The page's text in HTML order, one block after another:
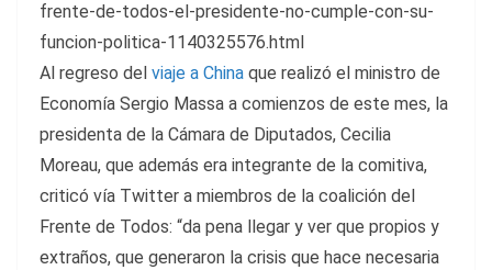
frente-de-todos-el-presidente-no-cumple-con-su-
funcion-politica-1140325576.html
Al regreso del viaje a China que realizó el ministro de
Economía Sergio Massa a comienzos de este mes, la
presidenta de la Cámara de Diputados, Cecilia
Moreau, que además era integrante de la comitiva,
criticó vía Twitter a miembros de la coalición del
Frente de Todos: “da pena llegar y ver que propios y
extraños, que generaron la crisis que hace necesaria